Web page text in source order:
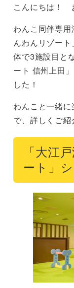
こんにちは！
わんこ同伴専
んわんリゾー
体で3施設目と
ート 信州上田
した！
わんこと一緒
で、詳しくご紹
「大江
ート」